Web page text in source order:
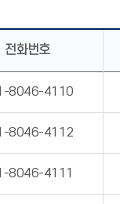
전화번호
8046-4110
8046-4112
8046-4111